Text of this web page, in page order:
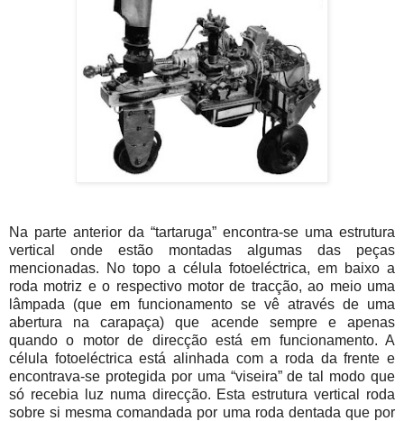
Na parte anterior da “tartaruga” encontra-se uma estrutura
vertical onde estão montadas algumas das peças
mencionadas. No topo a célula fotoeléctrica, em baixo a
roda motriz e o respectivo motor de tracção, ao meio uma
lâmpada (que em funcionamento se vê através de uma
abertura na carapaça) que acende sempre e apenas
quando o motor de direcção está em funcionamento. A
célula fotoeléctrica está alinhada com a roda da frente e
encontrava-se protegida por uma “viseira” de tal modo que
só recebia luz numa direcção. Esta estrutura vertical roda
sobre si mesma comandada por uma roda dentada que por